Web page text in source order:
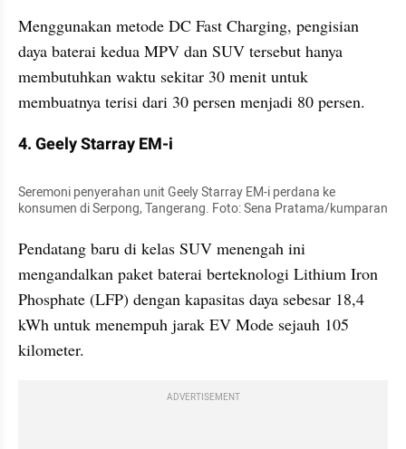
Menggunakan metode DC Fast Charging, pengisian
daya baterai kedua MPV dan SUV tersebut hanya
membutuhkan waktu sekitar 30 menit untuk
membuatnya terisi dari 30 persen menjadi 80 persen.
4. Geely Starray EM-i
Seremoni penyerahan unit Geely Starray EM-i perdana ke
konsumen di Serpong, Tangerang. Foto: Sena Pratama/kumparan
Pendatang baru di kelas SUV menengah ini
mengandalkan paket baterai berteknologi Lithium Iron
Phosphate (LFP) dengan kapasitas daya sebesar 18,4
kWh untuk menempuh jarak EV Mode sejauh 105
kilometer.
ADVERTISEMENT